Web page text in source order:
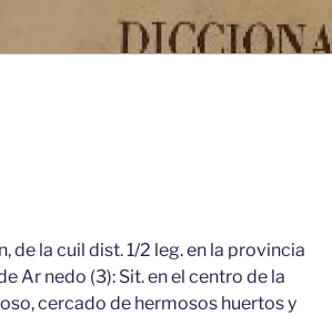
de la cuil dist. 1/2 leg. en la provincia
Ar nedo (3): Sit. en el centro de la
cercado de hermosos huertos y